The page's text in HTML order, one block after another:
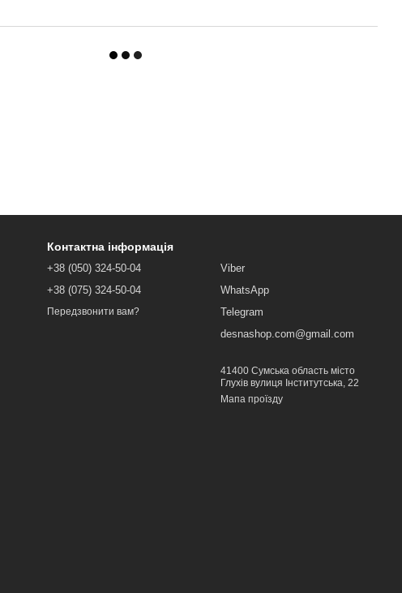
Контактна інформація
+38 (050) 324-50-04
+38 (075) 324-50-04
Передзвонити вам?
Viber
WhatsApp
Telegram
desnashop.com@gmail.com
41400 Сумська область місто
Глухів вулиця Інститутська, 22
Мапа проїзду